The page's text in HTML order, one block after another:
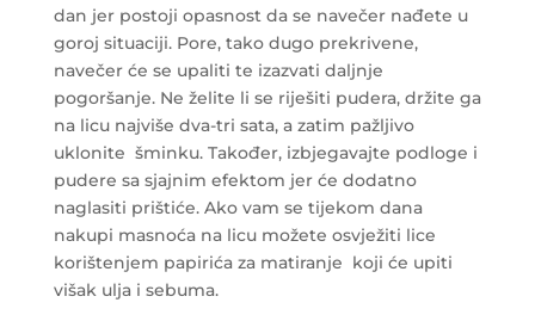
dan jer postoji opasnost da se navečer nađete u
goroj situaciji. Pore, tako dugo prekrivene,
navečer će se upaliti te izazvati daljnje
pogoršanje. Ne želite li se riješiti pudera, držite ga
na licu najviše dva-tri sata, a zatim pažljivo
uklonite šminku. Također, izbjegavajte podloge i
pudere sa sjajnim efektom jer će dodatno
naglasiti prištiće. Ako vam se tijekom dana
nakupi masnoća na licu možete osvježiti lice
korištenjem papirića za matiranje koji će upiti
višak ulja i sebuma.